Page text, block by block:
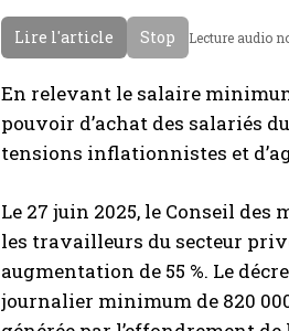
Lire l'article Stop Lecture audio
En relevant le salaire
pouvoir d’achat des salariés
tensions inflationnistes et
Le 27 juin 2025, le Conseil
les travailleurs du secteur
augmentation de 55 %. Le
journalier minimum de 820